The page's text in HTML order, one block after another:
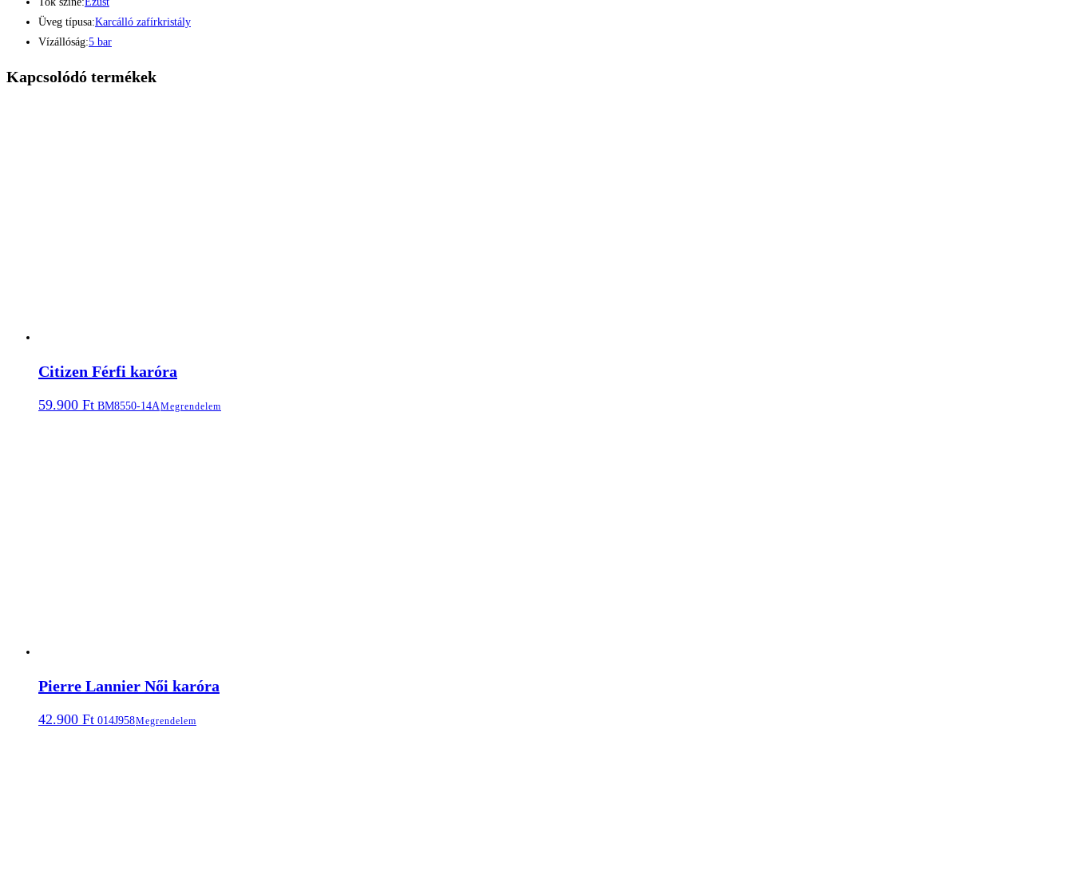
Üveg típusa:Karcálló zafírkristály
Vízállóság:5 bar
Kapcsolódó termékek
Citizen Férfi karóra
59.900 Ft BM8550-14AMegrendelem
Pierre Lannier Női karóra
42.900 Ft 014J958Megrendelem